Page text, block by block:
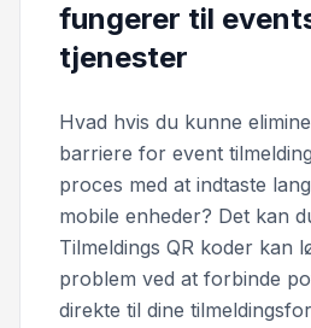
fungerer til
tjenester
Hvad hvis du kunne
barriere for event
proces med at indtaste
mobile enheder? Det kan
Tilmeldings QR koder kan
problem ved at forbinde
direkte til dine